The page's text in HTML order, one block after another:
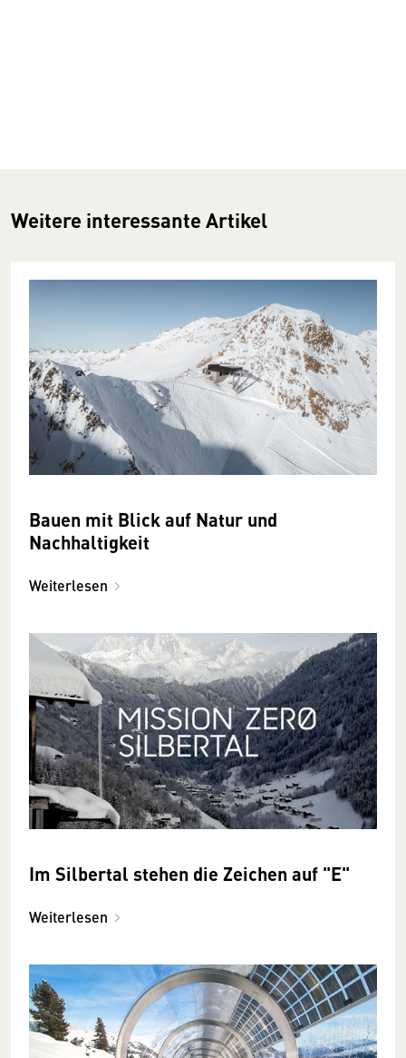
Weitere interessante Artikel
Bauen mit Blick auf Natur und
Nachhaltigkeit
Weiterlesen
Im Silbertal stehen die Zeichen auf "E"
Weiterlesen